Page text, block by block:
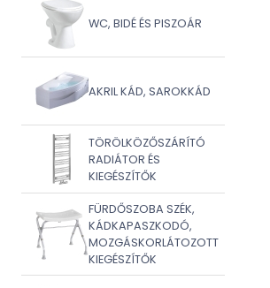
WC, BIDÉ ÉS PISZOÁR
AKRIL KÁD, SAROKKÁD
TÖRÖLKÖZŐSZÁRÍTÓ
RADIÁTOR ÉS
KIEGÉSZÍTŐK
FÜRDŐSZOBA SZÉK,
KÁDKAPASZKODÓ,
MOZGÁSKORLÁTOZOTT
KIEGÉSZÍTŐK